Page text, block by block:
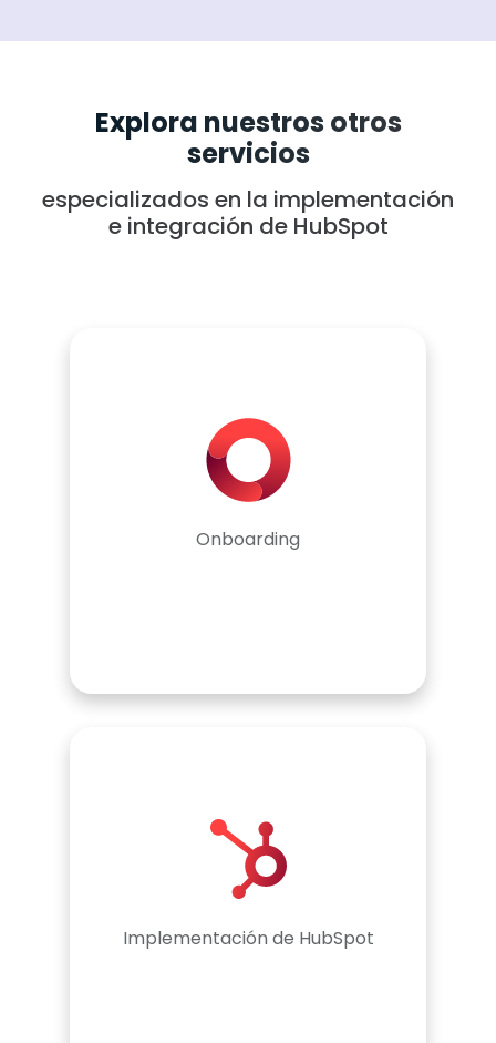
Explora nuestros otros
servicios
especializados en la implementación
e integración de HubSpot
Onboarding
Implementación de HubSpot